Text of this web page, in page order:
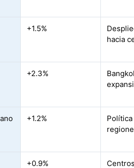
+1.5%
hacia
+2.3%
+1.2%
+0.9%